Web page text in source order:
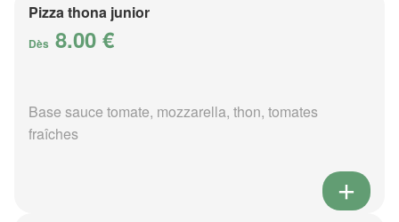
Pizza thona junior
Dès 8.00 €
Base sauce tomate, mozzarella, thon, tomates
fraîches